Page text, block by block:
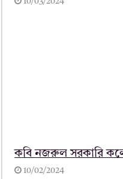
কবি নজরুল সরকারি
10/02/2024